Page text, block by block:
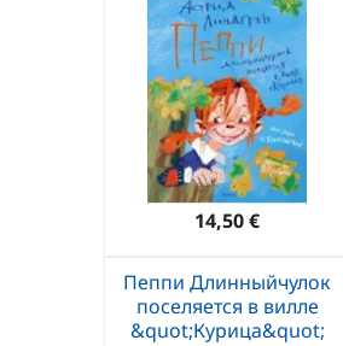
14,50 €
Пеппи Длинныйчулок
поселяется в вилле
&quot;Курица&quot;